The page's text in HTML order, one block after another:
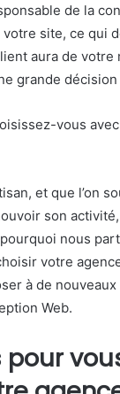
de la
site, ce qui
aura de
grande décision
vous
et que l’on
son
pourquoi nous
votre
à de
Web.
pour